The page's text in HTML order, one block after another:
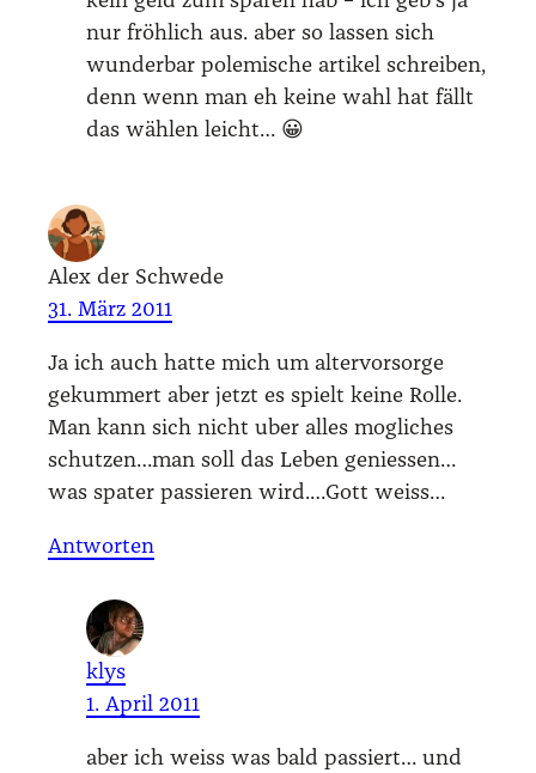
nur fröh­lich aus. aber so las­sen sich
wun­der­bar pole­mi­sche arti­kel schrei­ben,
denn wenn man eh kei­ne wahl hat fällt
das wäh­len leicht… 😀
Alex der Schwede
31. März 2011
Ja ich auch hat­te mich um alter­vor­sor­ge
gekum­mert aber jetzt es spielt kei­ne Rol­le.
Man kann sich nicht uber alles mog­li­ches
schutzen…man soll das Leben geniessen…
was spa­ter pas­sie­ren wird.…Gott weiss…
Antworten
klys
1. April 2011
aber ich weiss was bald pas­siert… und